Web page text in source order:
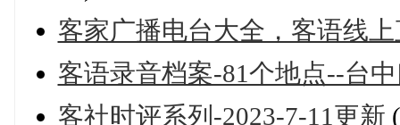
客家广播电台大全，客语线
客语录音档案-81个地点--台
客社时评系列-2023-7-11更新